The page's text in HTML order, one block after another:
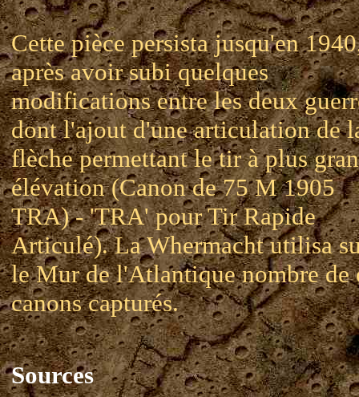
Cette pièce persista jusqu'en
après avoir subi quelques
modifications entre les deux
dont l'ajout d'une articulation de
flèche permettant le tir à plus
élévation (Canon de 75 M 1905
TRA) - 'TRA' pour Tir Rapide
Articulé). La Whermacht utilisa
le Mur de l'Atlantique nombre de
canons capturés.
Sources